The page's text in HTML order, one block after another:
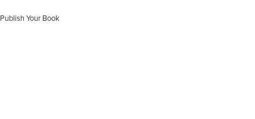
Publish Your Book